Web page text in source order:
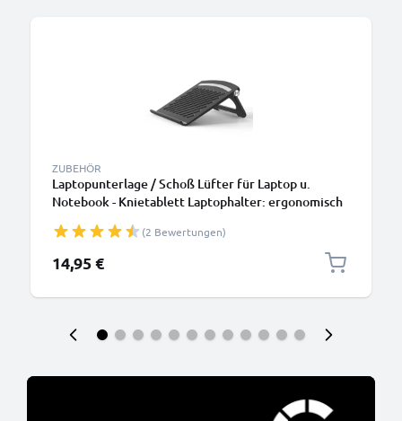
ZUBEHÖR
Laptopunterlage / Schoß Lüfter für Laptop u.
Notebook - Knietablett Laptophalter: ergonomisch
Lapstand: Erhöhung, Kühler, Bettauflage
(2 Bewertungen)
14,95 €